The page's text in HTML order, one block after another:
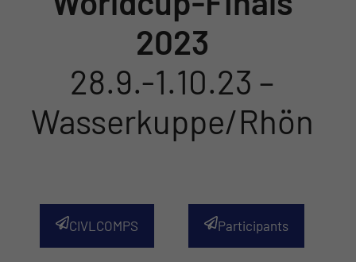
2023
28.9.-1.10.23 –
Wasserkuppe/Rhön
CIVLCOMPS Participants